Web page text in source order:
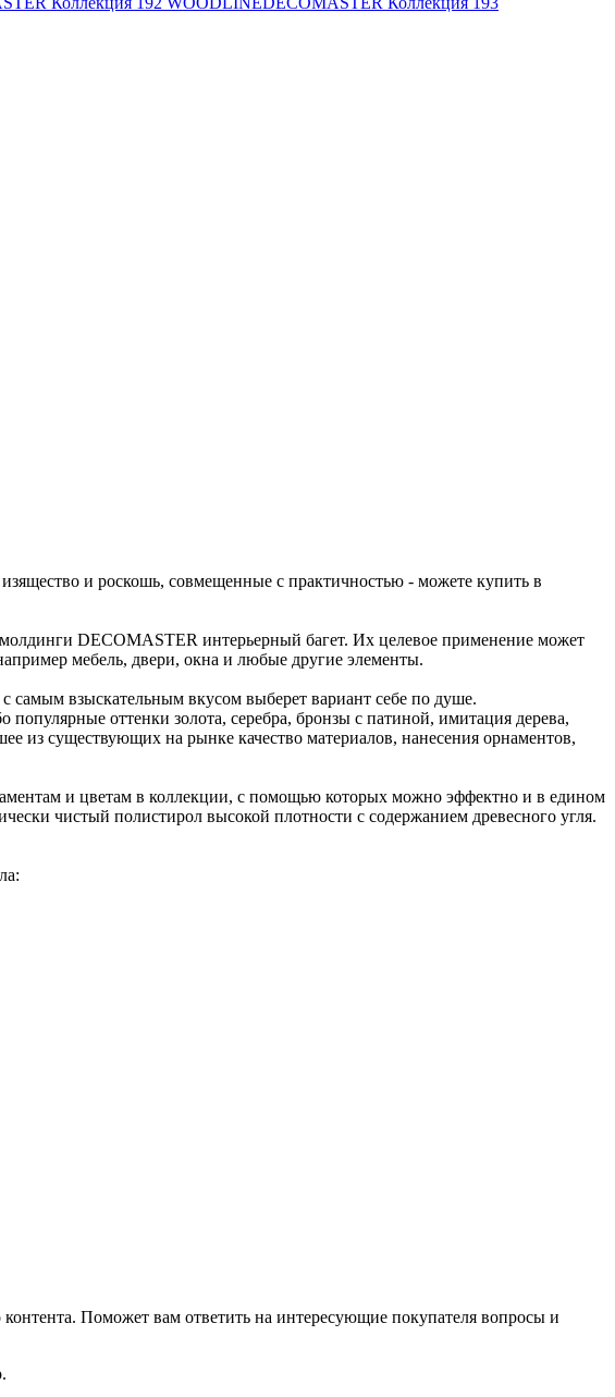
и роскошь, совмещенные с практичностью - можете купить в
DECOMASTER интерьерный багет. Их целевое применение может
мебель, двери, окна и любые другие элементы.
самым взыскательным вкусом выберет вариант себе по душе.
оттенки золота, серебра, бронзы с патиной, имитация дерева,
из существующих на рынке качество материалов, нанесения орнаментов,
и цветам в коллекции, с помощью которых можно эффектно и в едином
чистый полистирол высокой плотности с содержанием древесного угля.
Поможет вам ответить на интересующие покупателя вопросы и